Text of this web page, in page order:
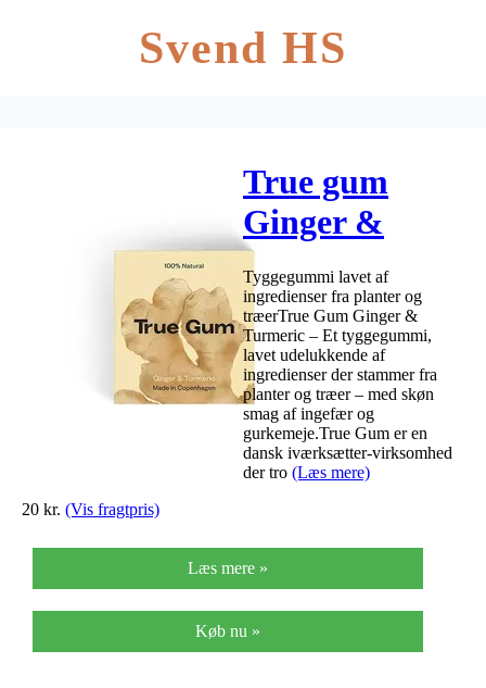
Svend HS
True gum
Ginger &
Turmeric – 20
g
Tyggegummi lavet af
ingredienser fra planter og
træerTrue Gum Ginger &
Turmeric – Et tyggegummi,
lavet udelukkende af
ingredienser der stammer fra
planter og træer – med skøn
smag af ingefær og
gurkemeje.True Gum er en
dansk iværksætter-virksomhed
der tro (Læs mere)
20 kr. (Vis fragtpris)
Læs mere »
Køb nu »